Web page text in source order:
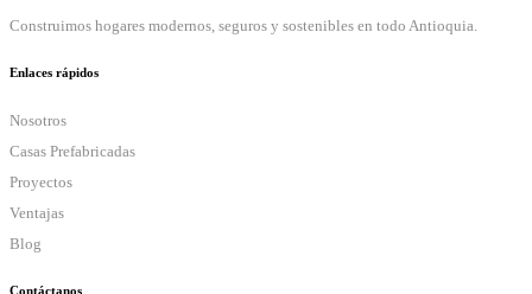
Construimos hogares modernos, seguros y sostenibles en todo Antioquia.
Enlaces rápidos
Nosotros
Casas Prefabricadas
Proyectos
Ventajas
Blog
Contáctanos